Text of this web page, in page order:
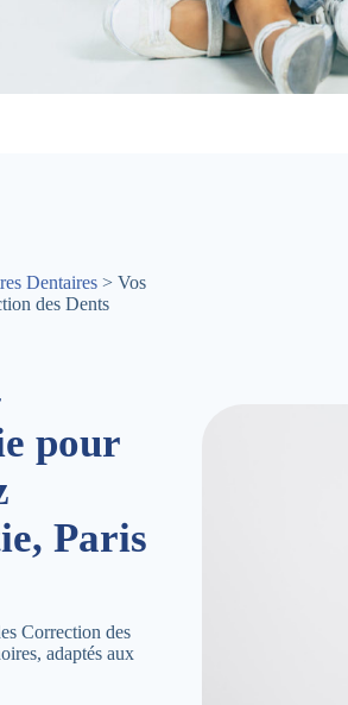
Dentaires > Vos
des Dents
pour
Paris
Correction des
adaptés aux